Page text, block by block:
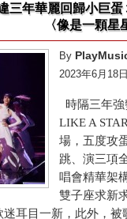
三年華麗回歸小巨
〈像是一顆星
By
2023年6月18
時隔三年強
LIKE A
場，五度攻
跳、演三項
唱會精華架
雙子座求新
耳目一新，此外，